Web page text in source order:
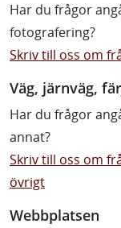
Har du frågor
fotografering?
Skriv till oss om
Väg, järnväg,
Har du frågor
annat?
Skriv till oss om
övrigt
Webbplatsen